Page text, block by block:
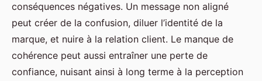
conséquences négatives. Un message non aligné
peut créer de la confusion, diluer l’identité de la
marque, et nuire à la relation client. Le manque de
cohérence peut aussi entraîner une perte de
confiance, nuisant ainsi à long terme à la perception